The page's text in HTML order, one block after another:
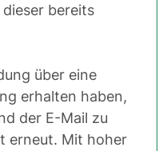
bereits
über eine
erhalten haben,
der E-Mail zu
erneut. Mit hoher